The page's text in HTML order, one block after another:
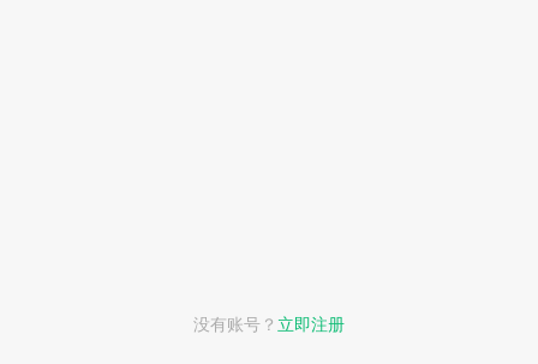
没有账号？ 立即注册